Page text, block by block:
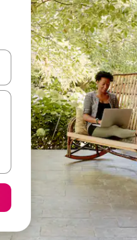
usando las teclas de las